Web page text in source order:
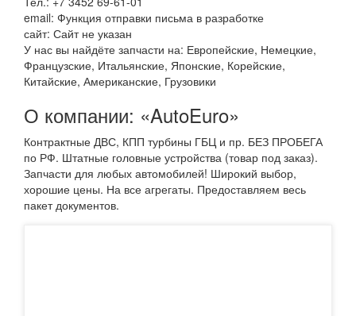
email: Функция отправки письма в разработке
сайт: Сайт не указан
У нас вы найдёте запчасти на: Европейские, Немецкие,
Французские, Итальянские, Японские, Корейские,
Китайские, Американские, Грузовики
О компании: «AutoEuro»
Контрактные ДВС, КПП турбины ГБЦ и пр. БЕЗ ПРОБЕГА
по РФ. Штатные головные устройства (товар под заказ).
Запчасти для любых автомобилей! Широкий выбор,
хорошие цены. На все агрегаты. Предоставляем весь
пакет документов.